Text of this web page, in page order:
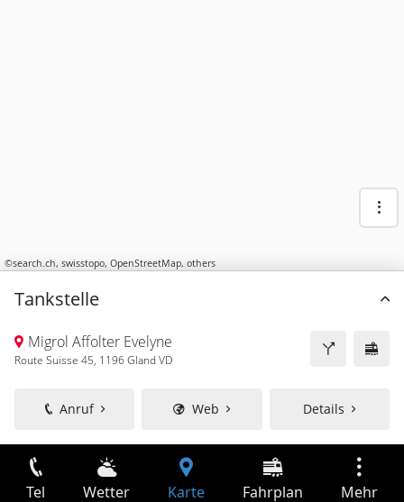
©search.ch, swisstopo, OpenStreetMap, others
Tankstelle
Migrol Affolter Evelyne
Route Suisse 45, 1196 Gland VD
Anruf Web Details
Tel Wetter Karte Fahrplan Mehr